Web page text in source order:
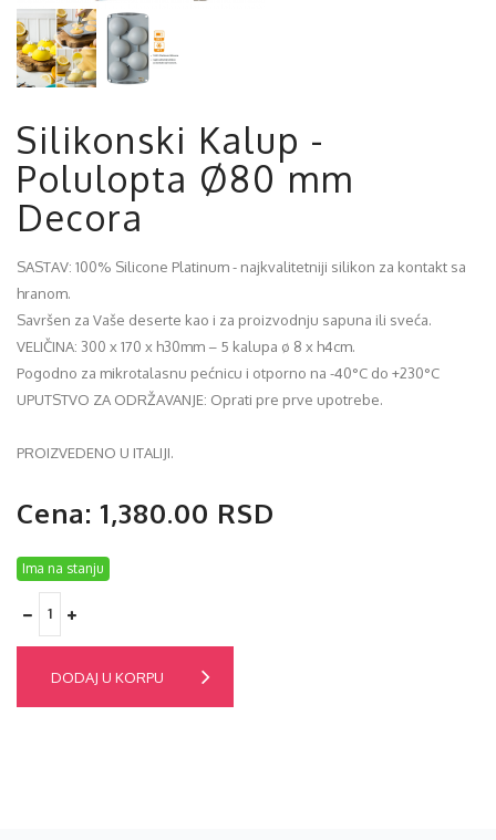
Silikonski Kalup -
Polulopta Ø80 mm
Decora
SASTAV: 100% Silicone Platinum - najkvalitetniji silikon za kontakt sa
hranom.
Savršen za Vaše deserte kao i za proizvodnju sapuna ili sveća.
VELIČINA: 300 x 170 x h30mm – 5 kalupa ø 8 x h4cm.
Pogodno za mikrotalasnu pećnicu i otporno na -40°C do +230°C
UPUTSTVO ZA ODRŽAVANJE: Oprati pre prve upotrebe.
PROIZVEDENO U ITALIJI.
Cena: 1,380.00 RSD
Ima na stanju
DODAJ U KORPU